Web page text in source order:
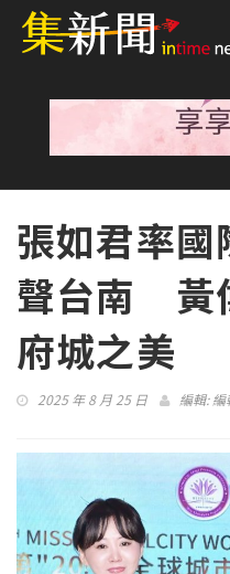
張如君率
聲台南 黃
府城之美
2025 年 8 月 25 日 編輯:編